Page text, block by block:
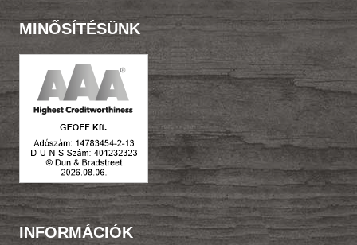
MINŐSÍTÉSÜNK
INFORMÁCIÓK